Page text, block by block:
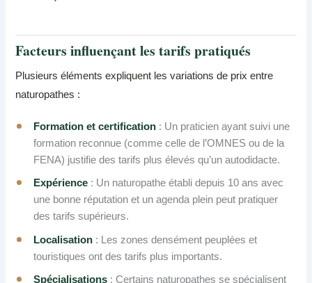
Facteurs influençant les tarifs pratiqués
Plusieurs éléments expliquent les variations de prix entre
naturopathes :
Formation et certification : Un praticien ayant suivi une
formation reconnue (comme celle de l’OMNES ou de la
FENA) justifie des tarifs plus élevés qu’un autodidacte.
Expérience : Un naturopathe établi depuis 10 ans avec
une bonne réputation et un agenda plein peut pratiquer
des tarifs supérieurs.
Localisation : Les zones densément peuplées et
touristiques ont des tarifs plus importants.
Spécialisations : Certains naturopathes se spécialisent